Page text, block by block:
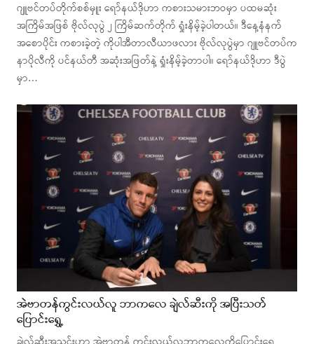
ဂျူဗင်တပ်တိုက်စစ်မှူး ရော်နယ်ဒိုဟာ ကစားသမားဘဝမှာ ပထမဆုံး
အကြိမ်အဖြစ် ဗိုလ်လုပွဲ ၂ ကြိမ်ဆက်တိုက် ရှုံးနိမ့်ခဲ့ပါတယ်။ ဒီနေ့နံနက်
အစောပိုင်း ကစားခဲ့တဲ့ ကိုပါအီတာလီယာဖလား ဗိုလ်လုပွဲမှာ ဂျူဗင်တပ်က
နာပိုလီကို ပင်နယ်တီ အဆုံးအဖြတ်နဲ့ ရှုံးနိမ့်ခဲ့တာပါ။ ရော်နယ်ဒိုဟာ ဒီပွဲ
မှာ…
အဲဗာတန်ကွင်းလယ်လူ ဘာကလေ ချဲလ်ဆီးကို အပြီးသတ်
ပြောင်းရွှေ့